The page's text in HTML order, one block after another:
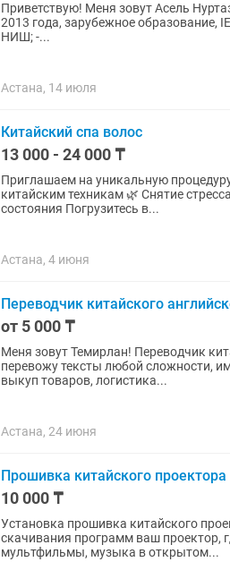
Приветствую! Меня зовут Асель Нуртазаевна. Я преподаю английский и китайский языки с мая
2013 года, зарубежное образование, IELTS 7.5, HSK 5. У меня
НИШ; -...
Астана, 14 июля
Китайский спа волос
13 000 - 24 000 ₸
Приглашаем на уникальную
китайским техникам 🌿 Снятие
состояния Погрузитесь в...
Астана, 4 июня
Переводчик китайского
от 5 000 ₸
Меня зовут Темирлан! Переводчик
перевожу тексты любой сложности,
выкуп товаров, логистика...
Астана, 24 июня
Прошивка китайского проектора
10 000 ₸
Установка прошивка китайского
скачивания программ ваш проектор,
мультфильмы, музыка в открытом...